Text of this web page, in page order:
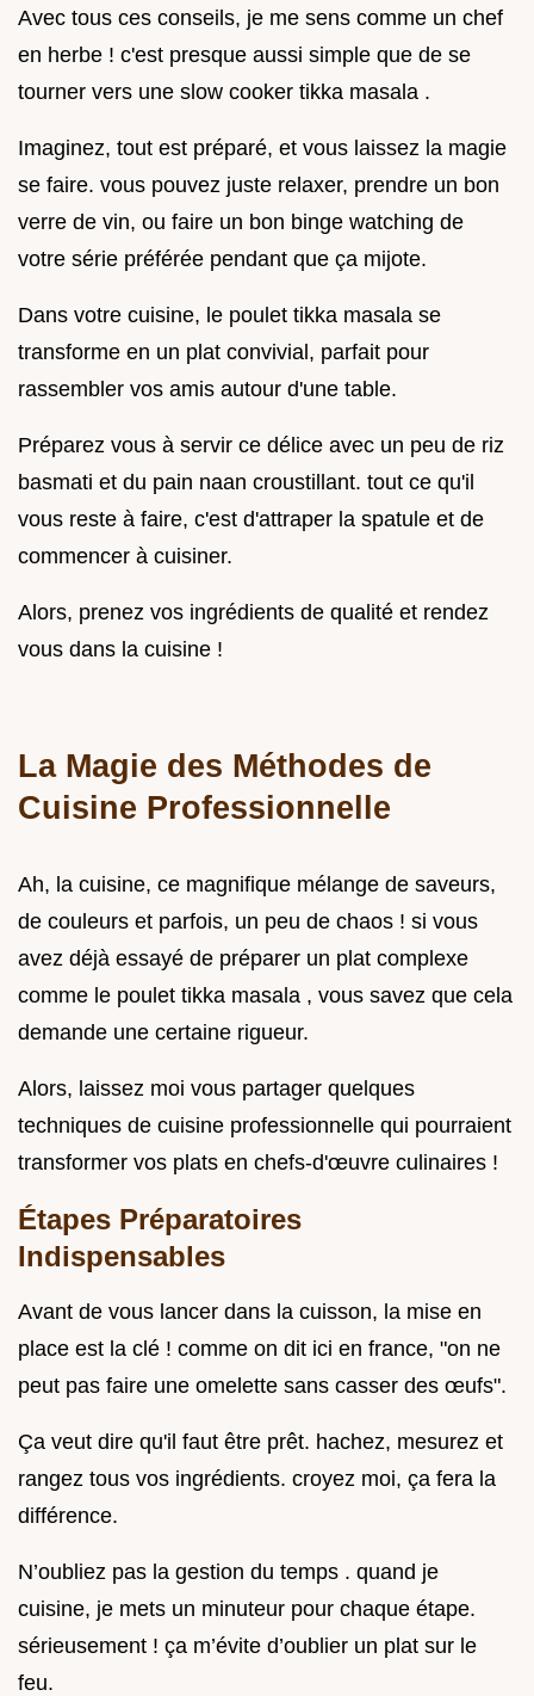
Avec tous ces conseils, je me sens comme un chef
en herbe ! c'est presque aussi simple que de se
tourner vers une slow cooker tikka masala .
Imaginez, tout est préparé, et vous laissez la magie
se faire. vous pouvez juste relaxer, prendre un bon
verre de vin, ou faire un bon binge watching de
votre série préférée pendant que ça mijote.
Dans votre cuisine, le poulet tikka masala se
transforme en un plat convivial, parfait pour
rassembler vos amis autour d'une table.
Préparez vous à servir ce délice avec un peu de riz
basmati et du pain naan croustillant. tout ce qu'il
vous reste à faire, c'est d'attraper la spatule et de
commencer à cuisiner.
Alors, prenez vos ingrédients de qualité et rendez
vous dans la cuisine !
La Magie des Méthodes de
Cuisine Professionnelle
Ah, la cuisine, ce magnifique mélange de saveurs,
de couleurs et parfois, un peu de chaos ! si vous
avez déjà essayé de préparer un plat complexe
comme le poulet tikka masala , vous savez que cela
demande une certaine rigueur.
Alors, laissez moi vous partager quelques
techniques de cuisine professionnelle qui pourraient
transformer vos plats en chefs-d'œuvre culinaires !
Étapes Préparatoires
Indispensables
Avant de vous lancer dans la cuisson, la mise en
place est la clé ! comme on dit ici en france, "on ne
peut pas faire une omelette sans casser des œufs".
Ça veut dire qu'il faut être prêt. hachez, mesurez et
rangez tous vos ingrédients. croyez moi, ça fera la
différence.
N’oubliez pas la gestion du temps . quand je
cuisine, je mets un minuteur pour chaque étape.
sérieusement ! ça m’évite d’oublier un plat sur le
feu.